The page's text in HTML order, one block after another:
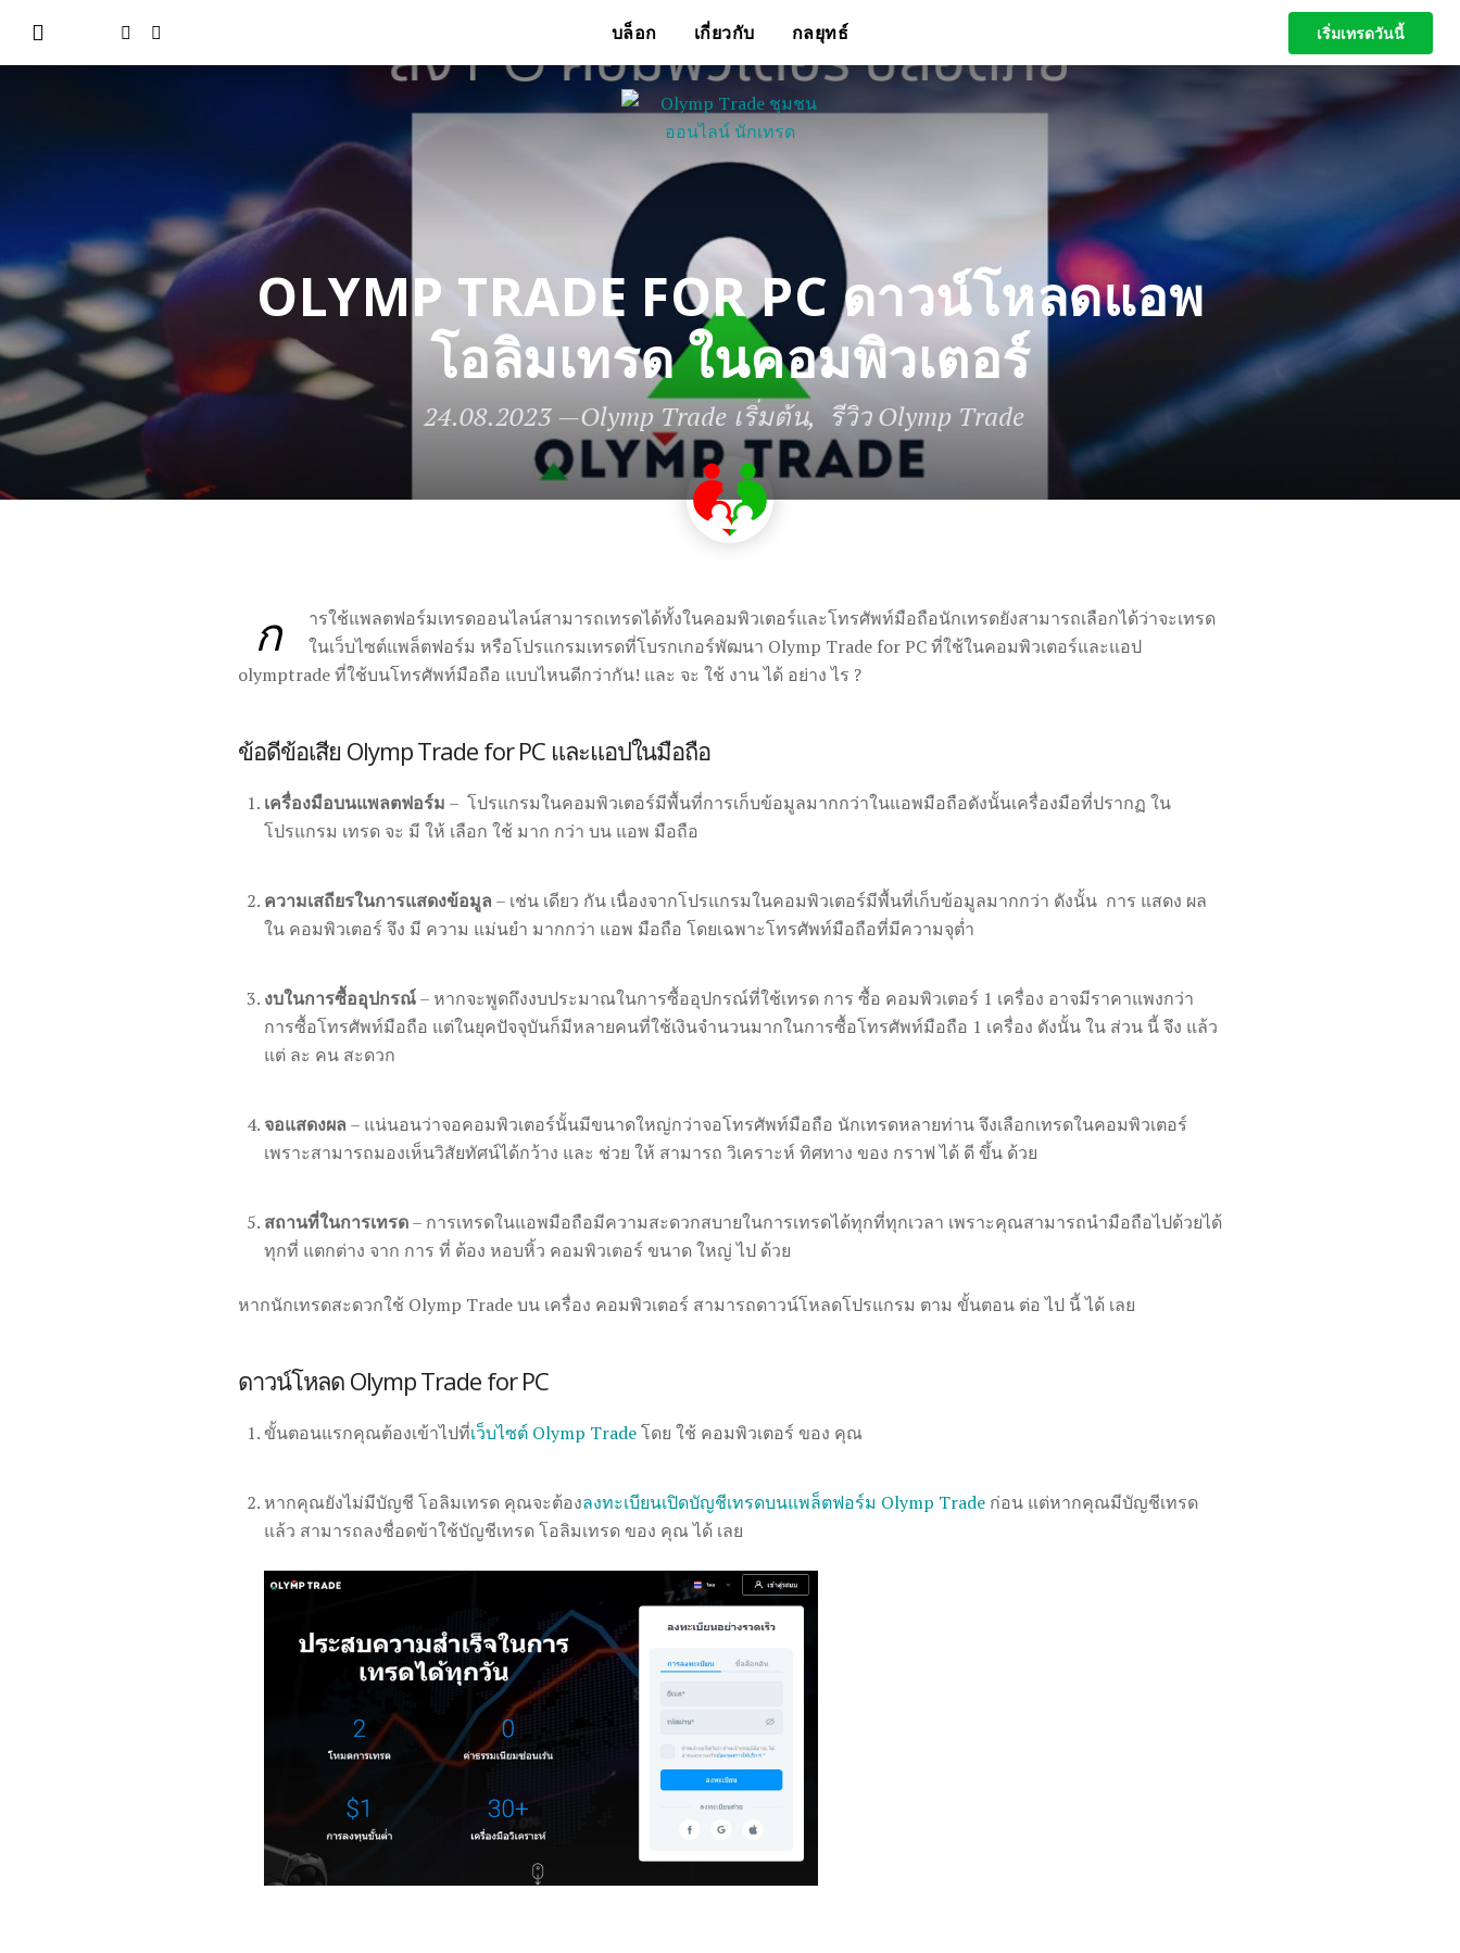
เริ่มเทรดวันนี้
บล็อก เกี่ยวกับ กลยุทธ์
OLYMP TRADE FOR PC ดาวน์โหลดแอพ
โอลิมเทรด ในคอมพิวเตอร์
24.08.2023—Olymp Trade เริ่มต้น รีวิว Olymp Trade
ก
ารใช้แพลตฟอร์มเทรดออนไลน์สามารถเทรดได้ทั้งในคอมพิวเตอร์และโทรศัพท์มือถือนักเทรดยังสามารถเลือกได้ว่าจะเทรด
ในเว็บไซต์แพล็ตฟอร์ม หรือโปรแกรมเทรดที่โบรกเกอร์พัฒนา Olymp Trade for PC ที่ใช้ในคอมพิวเตอร์และแอป
olymptrade ที่ใช้บนโทรศัพท์มือถือ แบบไหนดีกว่ากัน! และ จะ ใช้ งาน ได้ อย่าง ไร ?
ข้อดีข้อเสีย Olymp Trade for PC และแอปในมือถือ
เครื่องมือบนแพลตฟอร์ม – โปรแกรมในคอมพิวเตอร์มีพื้นที่การเก็บข้อมูลมากกว่าในแอพมือถือดังนั้นเครื่องมือที่ปรากฏ ใน
โปรแกรม เทรด จะ มี ให้ เลือก ใช้ มาก กว่า บน แอพ มือถือ
ความเสถียรในการแสดงข้อมูล – เช่น เดียว กัน เนื่องจากโปรแกรมในคอมพิวเตอร์มีพื้นที่เก็บข้อมูลมากกว่า ดังนั้น การ แสดง ผล
ใน คอมพิวเตอร์ จึง มี ความ แม่นยำ มากกว่า แอพ มือถือ โดยเฉพาะโทรศัพท์มือถือที่มีความจุต่ำ
งบในการซื้ออุปกรณ์– หากจะพูดถึงงบประมาณในการซื้ออุปกรณ์ที่ใช้เทรด การ ซื้อ คอมพิวเตอร์ 1 เครื่อง อาจมีราคาแพงกว่า
การซื้อโทรศัพท์มือถือ แต่ในยุคปัจจุบันก็มีหลายคนที่ใช้เงินจำนวนมากในการซื้อโทรศัพท์มือถือ 1 เครื่อง ดังนั้น ใน ส่วน นี้ จึง แล้ว
แต่ ละ คน สะดวก
จอแสดงผล – แน่นอนว่าจอคอมพิวเตอร์นั้นมีขนาดใหญ่กว่าจอโทรศัพท์มือถือ นักเทรดหลายท่าน จึงเลือกเทรดในคอมพิวเตอร์
เพราะสามารถมองเห็นวิสัยทัศน์ได้กว้าง และ ช่วย ให้ สามารถ วิเคราะห์ ทิศทาง ของ กราฟ ได้ ดี ขึ้น ด้วย
สถานที่ในการเทรด– การเทรดในแอพมือถือมีความสะดวกสบายในการเทรดได้ทุกที่ทุกเวลา เพราะคุณสามารถนำมือถือไปด้วยได้
ทุกที่ แตกต่าง จาก การ ที่ ต้อง หอบหิ้ว คอมพิวเตอร์ ขนาด ใหญ่ ไป ด้วย
หากนักเทรดสะดวกใช้ Olymp Trade บน เครื่อง คอมพิวเตอร์ สามารถดาวน์โหลดโปรแกรม ตาม ขั้นตอน ต่อ ไป นี้ ได้ เลย
ดาวน์โหลด Olymp Trade for PC
ขั้นตอนแรกคุณต้องเข้าไปที่เว็บไซต์ Olymp Tradeโดย ใช้ คอมพิวเตอร์ ของ คุณ
หากคุณยังไม่มีบัญชี โอลิมเทรด คุณจะต้องลงทะเบียนเปิดบัญชีเทรดบนแพล็ตฟอร์ม Olymp Trade ก่อน แต่หากคุณมีบัญชีเทรด
แล้ว สามารถลงชื่อดข้าใช้บัญชีเทรด โอลิมเทรด ของ คุณ ได้ เลย
เริ่มเทรดวันนี้